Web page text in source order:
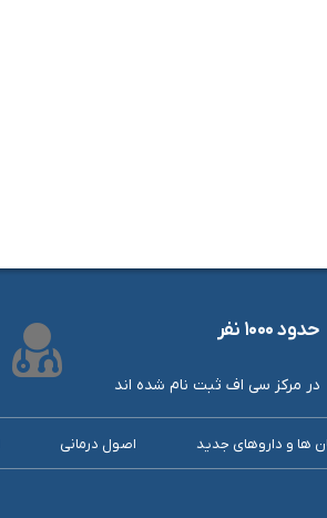
حدود ۱۰۰۰ نفر
در مرکز سی اف ثبت نام شده اند
ها و داروهای جدید اصول درمانی